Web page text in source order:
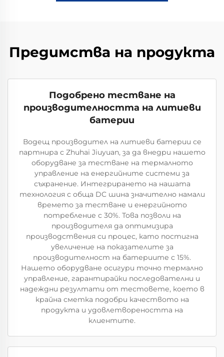
Предимства на продукта
Подобрено тестване на
производителността на литиеви
батерии
Водещ производител на литиеви батерии се
партнира с Zhuhai Jiuyuan, за да внедри нашето
оборудване за тестване на термалното
управление на енергийните системи за
съхранение. Интегрирането на нашата
технология с обща DC шина значително намали
времето за тестване и енергийното
потребление с 30%. Това позволи на
производителя да оптимизира
производствения си процес, като постигна
увеличение на показателите за
производителност на батериите с 15%.
Нашето оборудване осигури точно термално
управление, гарантирайки последователни и
надеждни резултати от тестовете, което в
крайна сметка подобри качеството на
продукта и удовлетвореността на
клиентите.